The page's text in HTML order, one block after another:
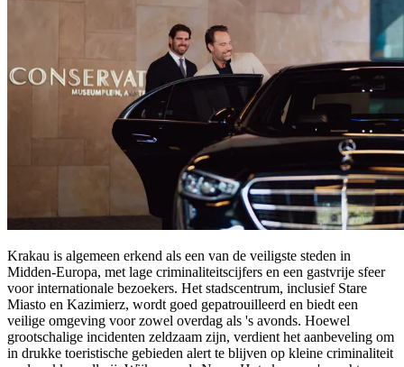
Krakau is algemeen erkend als een van de veiligste steden in
Midden-Europa, met lage criminaliteitscijfers en een gastvrije sfeer
voor internationale bezoekers. Het stadscentrum, inclusief Stare
Miasto en Kazimierz, wordt goed gepatrouilleerd en biedt een
veilige omgeving voor zowel overdag als 's avonds. Hoewel
grootschalige incidenten zeldzaam zijn, verdient het aanbeveling om
in drukke toeristische gebieden alert te blijven op kleine criminaliteit